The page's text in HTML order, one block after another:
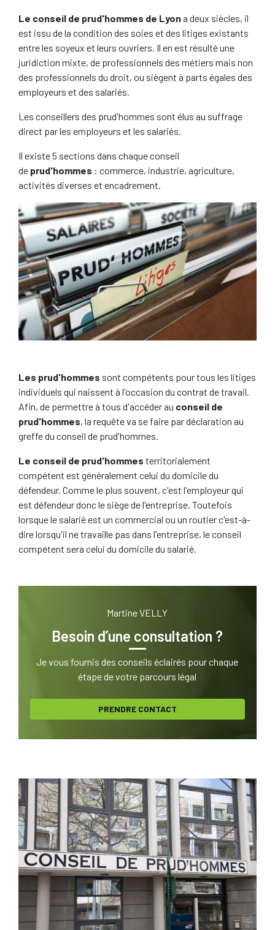
Le conseil de prud'hommes de Lyona deux siècles, il
est issu de la condition des soies et des litiges existants
entre les soyeux et leurs ouvriers. Il en est résulté une
juridiction mixte, de professionnels des métiers mais non
des professionnels du droit, ou siègent à parts égales des
employeurs et des salariés.
Les conseillers des prud'hommes sont élus au suffrage
direct par les employeurs et les salariés.
Il existe 5 sections dans chaque conseil
de prud'hommes : commerce, industrie, agriculture,
activités diverses et encadrement.
Les prud'hommes sont compétents pour tous les litiges
individuels qui naissent à l'occasion du contrat de travail.
Afin, de permettre à tous d'accéder au conseil de
prud'hommes, la requête va se faire par déclaration au
greffe du conseil de prud'hommes.
Le conseil de prud'hommes territorialement
compétent est généralement celui du domicile du
défendeur. Comme le plus souvent, c'est l'employeur qui
est défendeur donc le siège de l'entreprise. Toutefois
lorsque le salarié est un commercial ou un routier c'est-à-
dire lorsqu'il ne travaille pas dans l'entreprise, le conseil
compétent sera celui du domicile du salarié.
Martine VELLY
Besoin d’une consultation ?
Je vous fournis des conseils éclairés pour chaque
étape de votre parcours légal
PRENDRE CONTACT